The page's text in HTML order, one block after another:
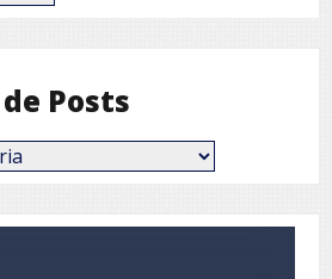
Posts